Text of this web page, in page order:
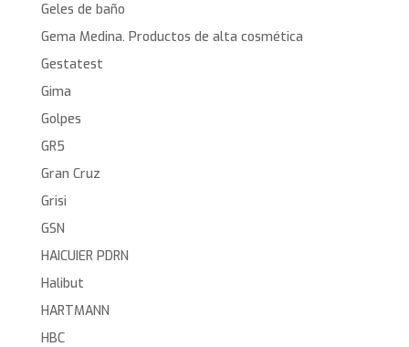
Geles de baño
Gema Medina. Productos de alta cosmética
Gestatest
Gima
Golpes
GR5
Gran Cruz
Grisi
GSN
HAICUIER PDRN
Halibut
HARTMANN
HBC